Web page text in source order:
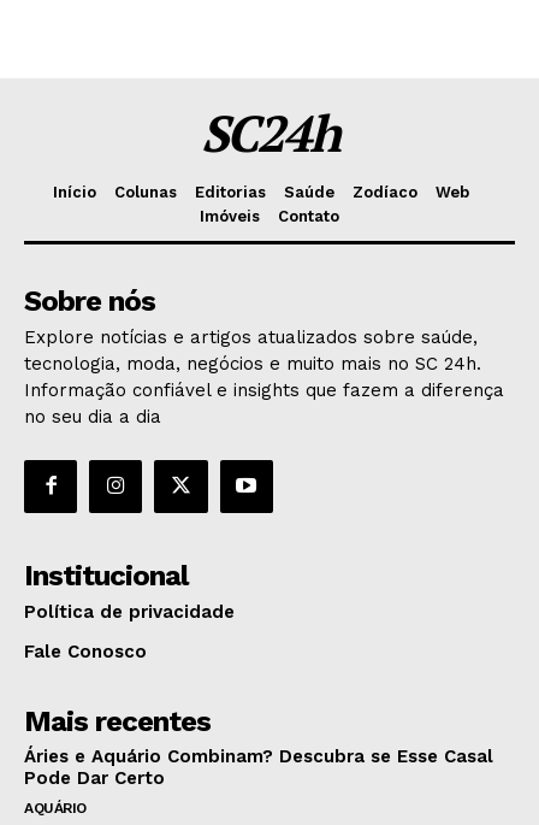
SC24h
Início Colunas Editorias Saúde Zodíaco
Web
Imóveis
Contato
Sobre nós
Explore notícias e artigos atualizados sobre saúde,
tecnologia, moda, negócios e muito mais no SC 24h.
Informação confiável e insights que fazem a diferença
no seu dia a dia
Institucional
Política de privacidade
Fale Conosco
Mais recentes
Áries e Aquário Combinam? Descubra se Esse Casal
Pode Dar Certo
AQUÁRIO